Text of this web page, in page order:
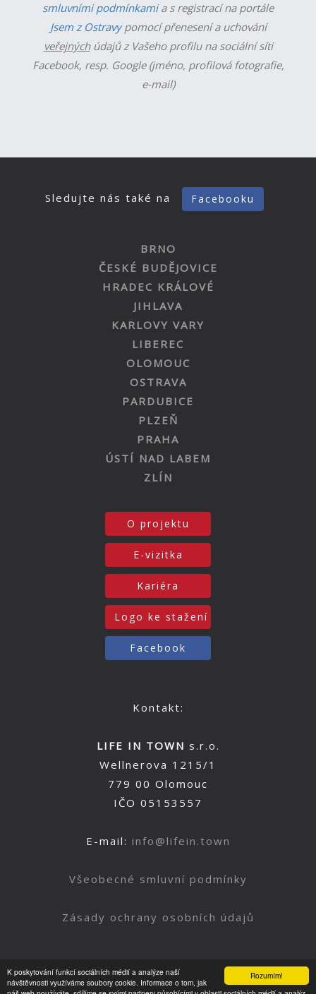
Rozumím!
K poskytování funkcí sociálních médií a analýze naší
návštěvnosti využíváme soubory cookie. Informace o tom, jak
smluvními podmínkamia s registrací na portále
Jsem z Ostravypomocí přenesení a uchování
veřejnýchúdajů z Vašeho profilu na sociální síti
Facebook, resp. Google (jméno, profilová fotografie,
e-mail)
Sledujte nás také na Facebooku
BRNO
ČESKÉ BUDĚJOVICE
HRADEC KRÁLOVÉ
JIHLAVA
KARLOVY VARY
LIBEREC
OLOMOUC
OSTRAVA
PARDUBICE
PLZEŇ
PRAHA
ÚSTÍ NAD LABEM
ZLÍN
O projektu
E-vizitka
Kariéra
Logo ke stažení
Facebook
Kontakt:
LIFE IN TOWN s.r.o.
Wellnerova 1215/1
779 00 Olomouc
IČO 05153557
E-mail: info@lifein.town
Všeobecné smluvní podmínky
Zásady ochrany osobních údajů
Nahoru